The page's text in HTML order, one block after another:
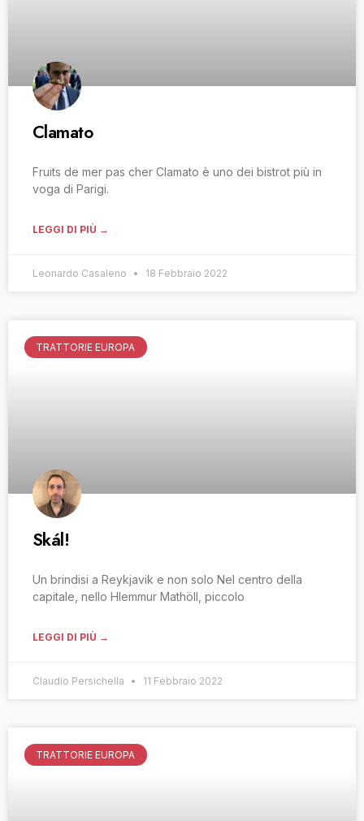
Clamato
Fruits de mer pas cher Clamato è uno dei bistrot più in
voga di Parigi.
LEGGI DI PIÙ →
Leonardo Casaleno 18 Febbraio 2022
TRATTORIE EUROPA
Skál!
Un brindisi a Reykjavik e non solo Nel centro della
capitale, nello Hlemmur Mathöll, piccolo
LEGGI DI PIÙ →
Claudio Persichella 11 Febbraio 2022
TRATTORIE EUROPA